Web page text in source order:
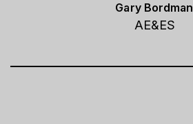
Gary Bordman
AE&ES